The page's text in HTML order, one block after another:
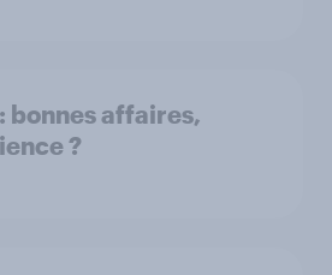
bonnes affaires,
?